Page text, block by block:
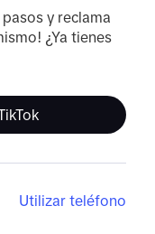
y reclama
¿Ya tienes
Utilizar teléfono